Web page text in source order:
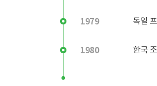
1979 독일
1980 한국